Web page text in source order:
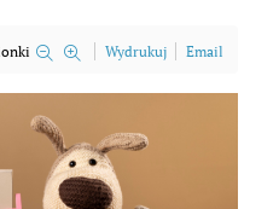
Wydrukuj Email